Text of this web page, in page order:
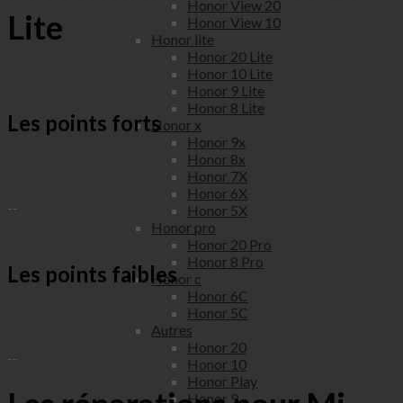
Honor View 20
Honor View 10
Honor lite
Honor 20 Lite
Honor 10 Lite
Honor 9 Lite
Honor 8 Lite
Honor x
Honor 9x
Honor 8x
Honor 7X
Honor 6X
Honor 5X
Honor pro
Honor 20 Pro
Honor 8 Pro
Honor c
Honor 6C
Honor 5C
Autres
Honor 20
Honor 10
Honor Play
Honor 9
Lite
Les points forts
--
Les points faibles
--